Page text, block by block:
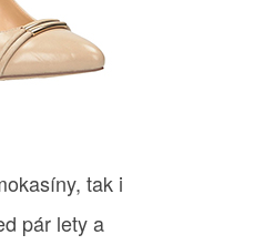
tak i
pár lety a